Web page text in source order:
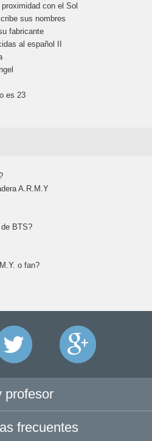
con el Sol
sus nombres
fabricante
al español II
es 23
A.R.M.Y
BTS?
o fan?
profesor
frecuentes